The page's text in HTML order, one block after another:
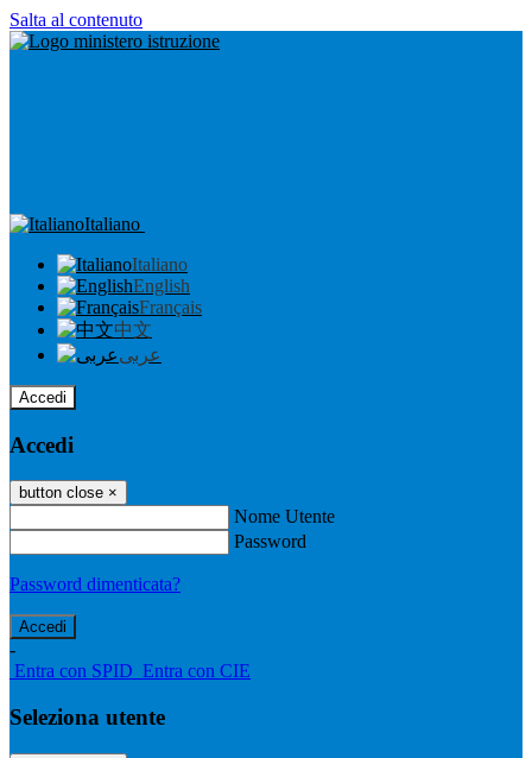
Salta al contenuto
Italiano
Italiano
English
Français
中文
عربى
Accedi
Accedi
button close ×
Nome Utente
Password
Password dimenticata?
-
Entra con SPID Entra con CIE
Seleziona utente